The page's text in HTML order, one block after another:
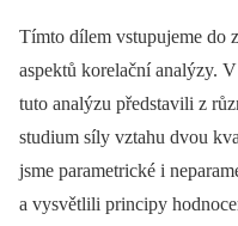
Tímto dílem vstupujeme do
aspektů korelační analýzy.
tuto analýzu představili z
studium síly vztahu dvou
jsme parametrické i
a vysvětlili principy